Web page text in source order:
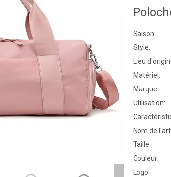
Saison:
Style:
Lieu
Matériel:
Marque:
Utilisation:
Nom de
Taille:
Couleur:
Logo: